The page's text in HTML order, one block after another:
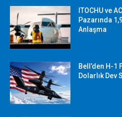
ITOCHU ve
Pazarında
Anlaşma
Bell’den H-1
Dolarlık Dev